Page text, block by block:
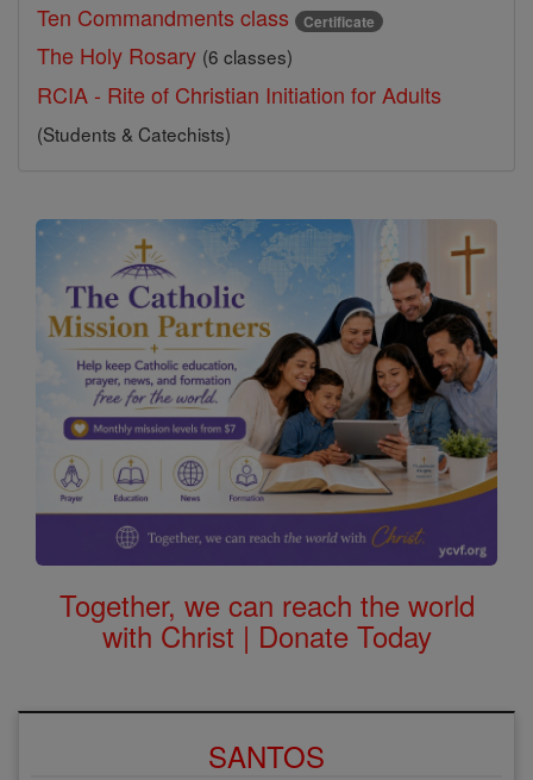
Ten Commandments class Certificate
The Holy Rosary (6 classes)
RCIA - Rite of Christian Initiation for Adults
(Students & Catechists)
Together, we can reach the world
with Christ | Donate Today
SANTOS